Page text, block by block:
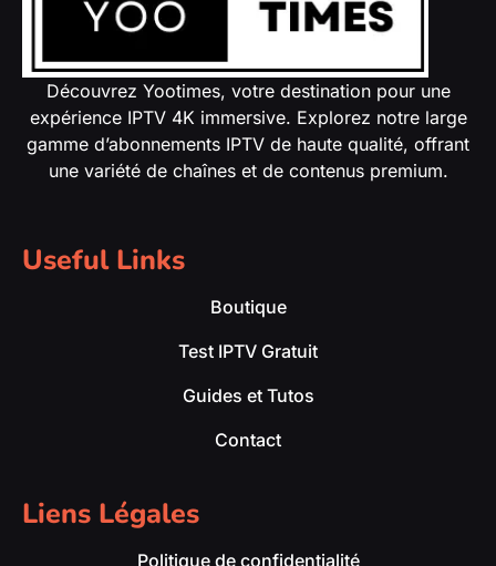
Découvrez Yootimes, votre destination pour une
expérience IPTV 4K immersive. Explorez notre large
gamme d’abonnements IPTV de haute qualité, offrant
une variété de chaînes et de contenus premium.
Useful Links
Boutique
Test IPTV Gratuit
Guides et Tutos
Contact
Liens Légales
Politique de confidentialité